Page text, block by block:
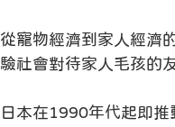
從寵物經濟到家人經濟
驗社會對待家人毛孩的
日本在1990年代起即